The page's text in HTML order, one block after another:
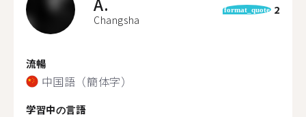
Changsha
format_quote 2
流暢
中国語（簡体字）
学習中の言語